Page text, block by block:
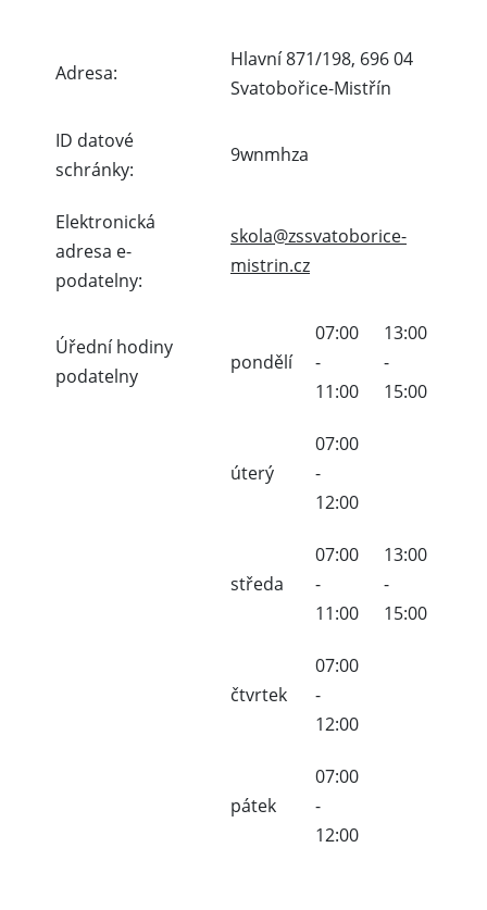
Adresa:
Hlavní 871/198, 696 04
Svatobořice-Mistřín
ID datové
schránky:
9wnmhza
Elektronická
adresa e-
podatelny:
skola@zssvatoborice-
mistrin.cz
Úřední hodiny
podatelny
pondělí
07:00
-
11:00
13:00
-
15:00
úterý
07:00
-
12:00
středa
07:00
-
11:00
13:00
-
15:00
čtvrtek
07:00
-
12:00
pátek
07:00
-
12:00